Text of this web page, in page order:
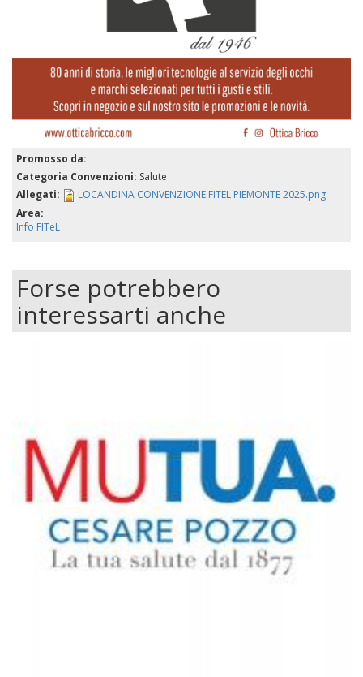
Promosso da:
Categoria Convenzioni: Salute
Allegati:
LOCANDINA CONVENZIONE FITEL PIEMONTE 2025.png
Area:
Info FITeL
Forse potrebbero
interessarti anche